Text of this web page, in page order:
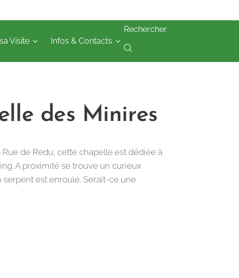
Visite Infos & Contacts
Rechercher
des Minires
de Redu, cette chapelle est dédiée à
A proximité se trouve un curieux
est enroulé. Serait-ce une